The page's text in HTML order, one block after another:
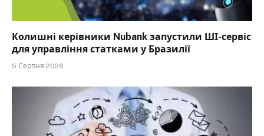
Колишні керівники Nubank запустили ШІ-сервіс
для управління статками у Бразилії
5 Серпня 2026